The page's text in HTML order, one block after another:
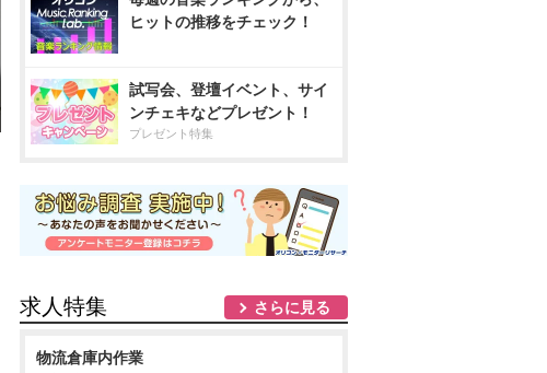
ヒットの推移をチェック！
試写会、登壇イベント、サイ
ンチェキなどプレゼント！
プレゼント特集
求人特集 さらに見る
物流倉庫内作業